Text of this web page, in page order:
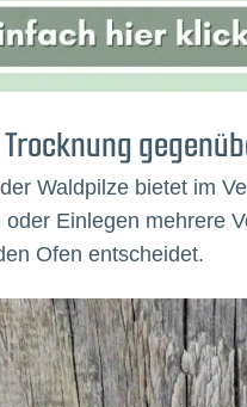
Waldpilze bietet im
Einlegen mehrere
Ofen entscheidet.